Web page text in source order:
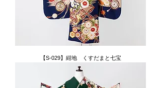
【S-029】紺地 くすだまと七宝